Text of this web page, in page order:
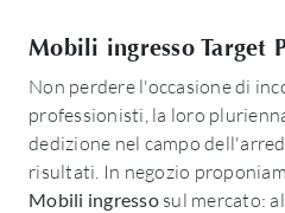
Mobili ingresso Target
Non perdere l'occasione di
professionisti, la loro
dedizione nel campo
risultati. In negozio
Mobili ingressosul mercato: